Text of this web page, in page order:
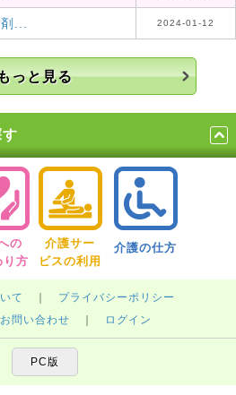
... 2024-01-12
っと見る
の
り方
介護サー
ビスの利用
介護の仕方
て
プライバシーポリシー
お問い合わせ ログイン
PC版